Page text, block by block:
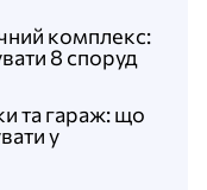
та гараж: що
у
комплекс:
8 споруд